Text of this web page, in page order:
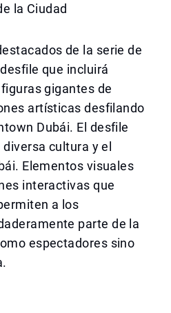
la Ciudad
de la serie de
que incluirá
gigantes de
artísticas desfilando
Dubái. El desfile
cultura y el
Elementos visuales
interactivas que
a los
parte de la
espectadores sino